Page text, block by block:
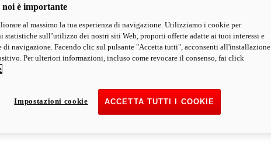
è importante
al massimo la tua esperienza di navigazione. Utilizziamo i cookie per
statistiche sull’utilizzo dei nostri siti Web, proporti offerte adatte ai tuoi interessi e
di navigazione. Facendo clic sul pulsante "Accetta tutti", acconsenti all'installazione
Per ulteriori informazioni, incluso come revocare il consenso, fai click
ACCETTA TUTTI I COOKIE
Impostazioni cookie